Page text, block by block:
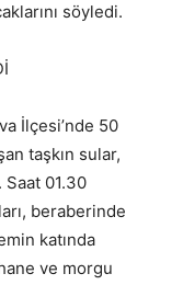
söyledi.
İlçesi’nde 50
taşkın sular,
Saat 01.30
beraberinde
katında
ve morgu